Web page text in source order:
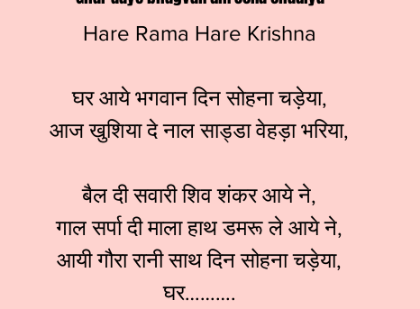
Hare Rama Hare Krishna
घर आये भगवान दिन सोहना चड़ेया,
आज खुशिया दे नाल साड्डा वेहड़ा भरिया,
बैल दी सवारी शिव शंकर आये ने,
गाल सर्पा दी माला हाथ डमरू ले आये ने,
आयी गौरा रानी साथ दिन सोहना चड़ेया,
घर……….